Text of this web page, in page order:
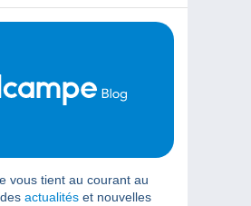
vous tient au courant au
actualités et nouvelles